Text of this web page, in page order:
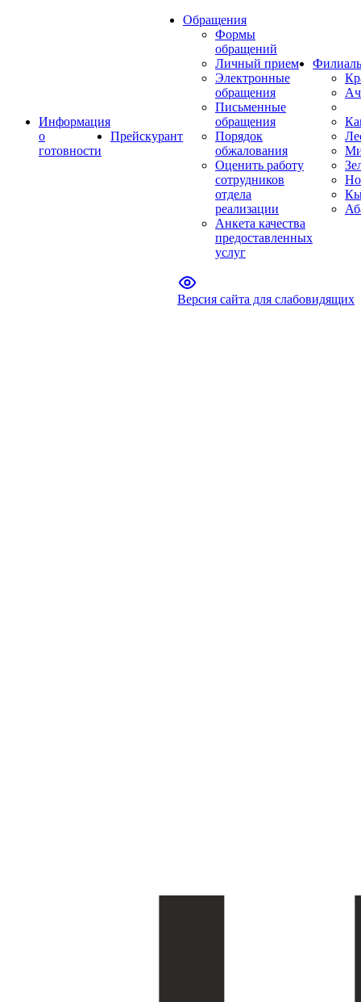
Информация
о
готовности
Прейскурант
Обращения
Формы
обращений
Личный прием
Электронные
обращения
Письменные
обращения
Порядок
обжалования
Оценить работу
сотрудников
отдела
реализации
Анкета качества
предоставленных
услуг
Версия сайта для слабовидящих